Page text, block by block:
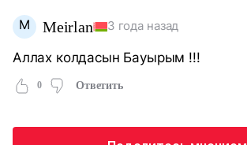
M Meirlan 3 года назад
Аллах колдасын Бауырым !!!
0 Ответить